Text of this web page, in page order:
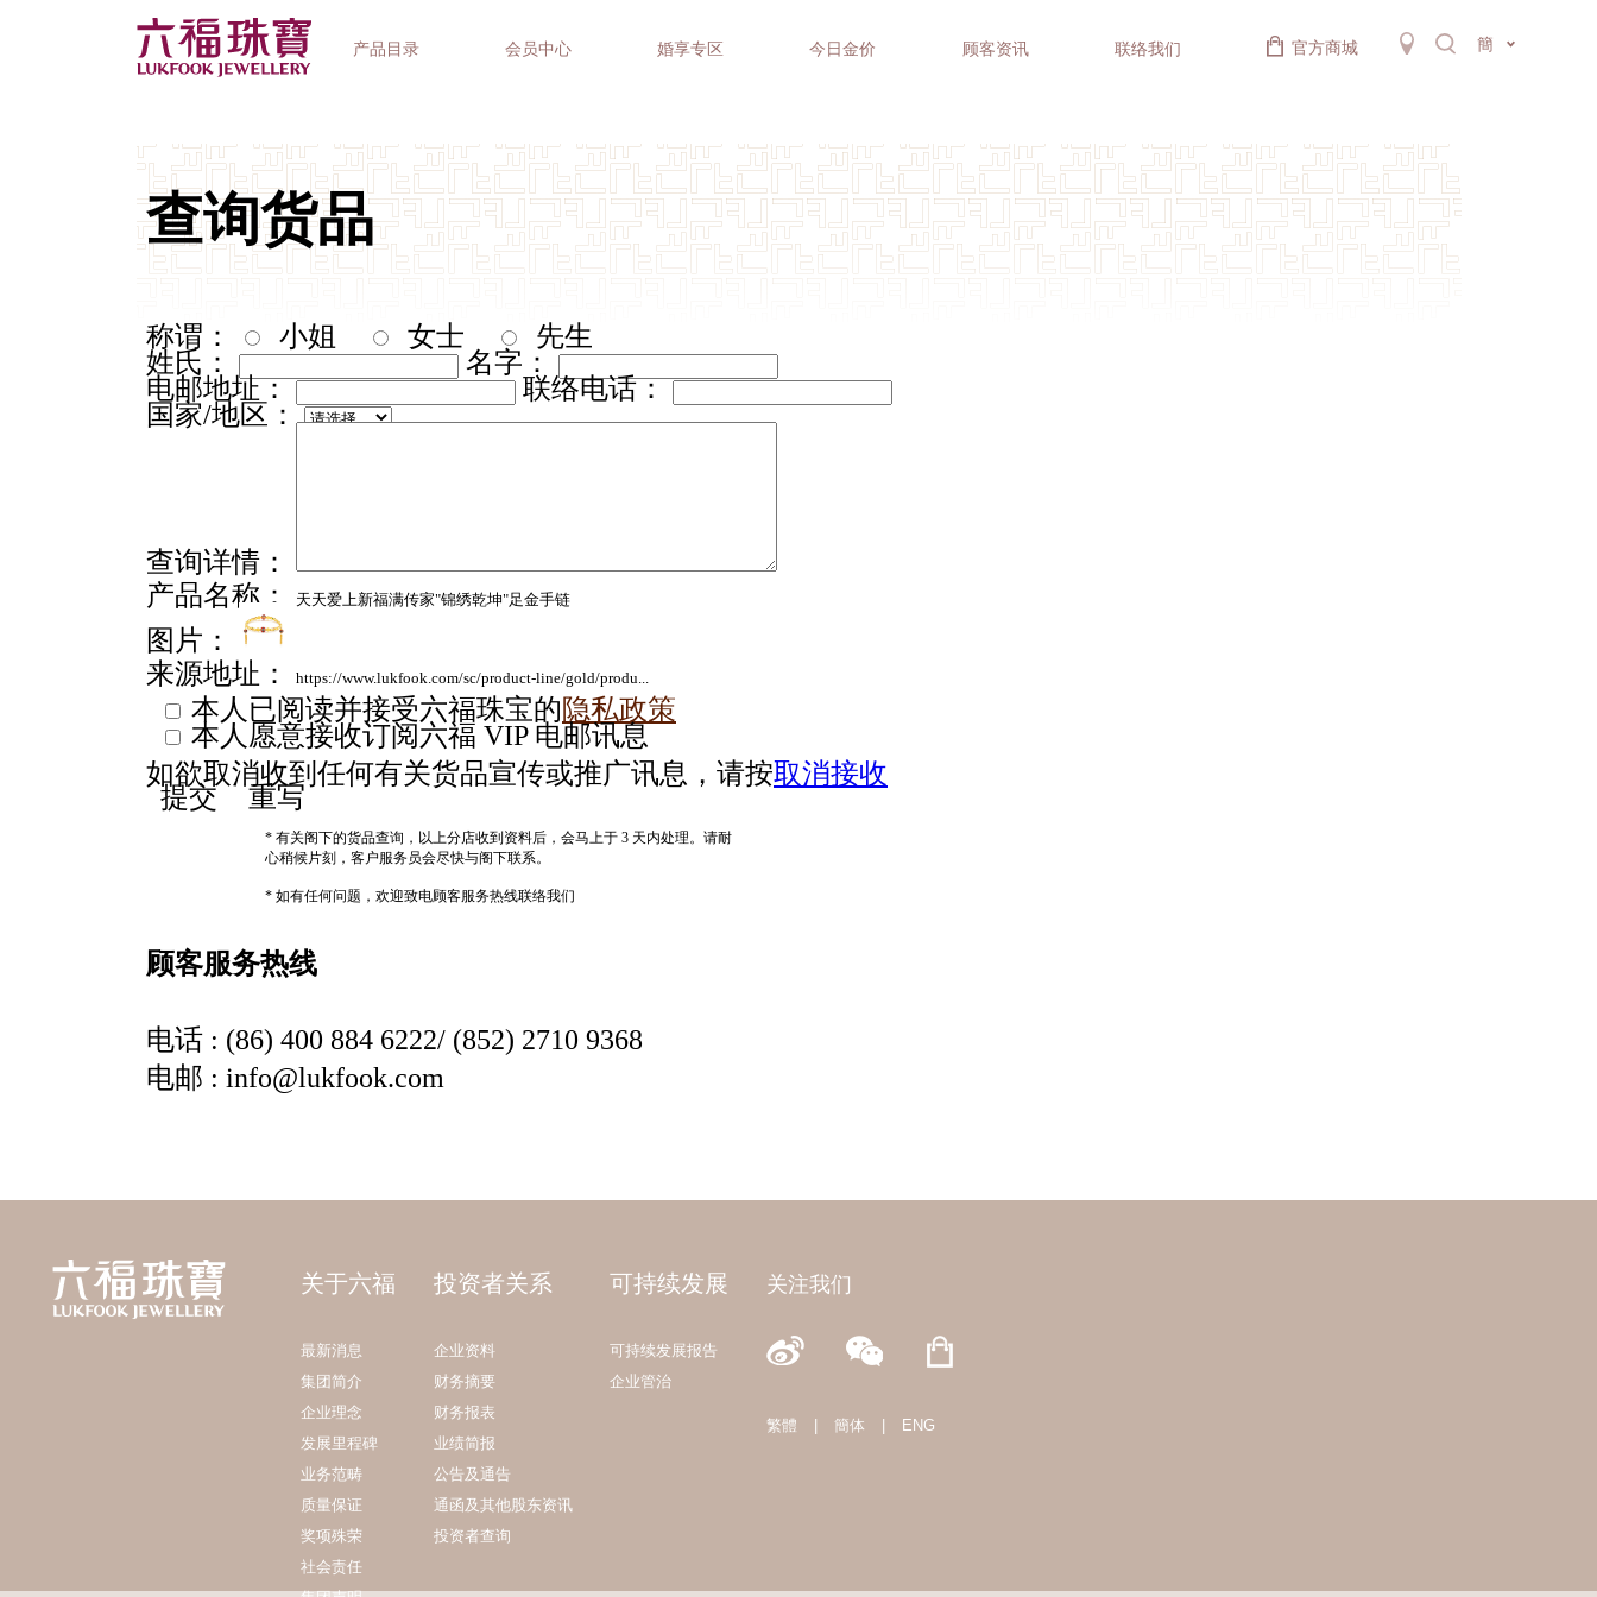
产品目录 会员中心 婚享专区 今日金价 顾客资讯 联络我们 官方商城 簡
钟表品牌 精选礼品
关于六福
最新消息
集团简介
企业理念
发展里程碑
业务范畴
质量保证
奖项殊荣
社会责任
投资者关系
企业资料
财务摘要
财务报表
业绩简报
公告及通告
通函及其他股东资讯
投资者查询
可持续发展
可持续发展报告
企业管治
关注我们
繁體 簡体 ENG